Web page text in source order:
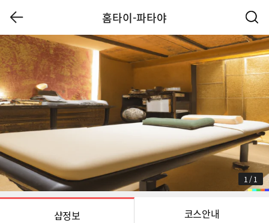
홈타이-파타야
1 /1
샵정보 코스안내